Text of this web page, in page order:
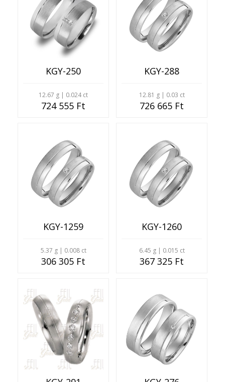
KGY-250
12.67 g | 0.024 ct
724 555 Ft
KGY-288
12.81 g | 0.03 ct
726 665 Ft
KGY-1259
5.37 g | 0.008 ct
306 305 Ft
KGY-1260
6.45 g | 0.015 ct
367 325 Ft